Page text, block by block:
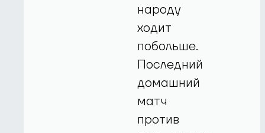
народу
ходит
побольше.
Последний
домашний
матч
против